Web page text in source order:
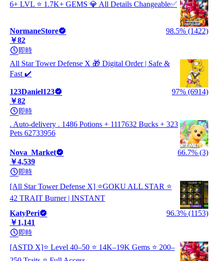
6+ LVL ⭐️ 1.7K+ GEMS 💎 All Details Changeable✅
NormaneStore
98.5% (1422)
￥82
即時
All Star Tower Defense X 🎁 Digital Order | Safe &
Fast ✔️
123Daniel123
97% (6914)
￥82
即時
. Auto-delivery . 1486 Potions + 1117632 Bucks + 323
Pets 62733956
Nova_Market
66.7% (3)
￥4,539
即時
[All Star Tower Defense X] ⭐GOKU ALL STAR ⭐
42 TRAIT Burner | INSTANT
KatyPeri
96.3% (1153)
￥1,141
即時
[ASTD X]⭐ Level 40–50 ⭐ 14K–19K Gems ⭐ 200–